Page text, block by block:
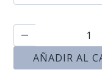
AÑADIR AL